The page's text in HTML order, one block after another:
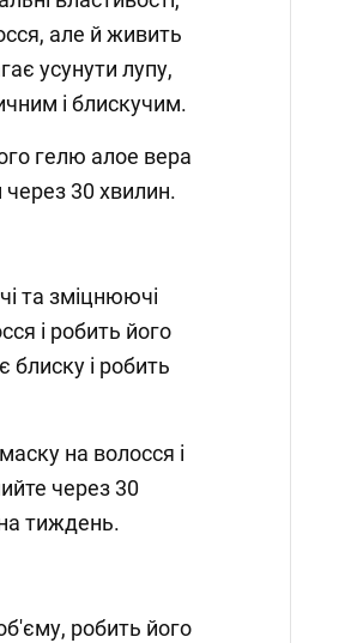
але й живить
усунути лупу,
і блискучим.
гелю алое вера
30 хвилин.
та зміцнюючі
і робить його
і робить
на волосся і
через 30
тиждень.
робить його